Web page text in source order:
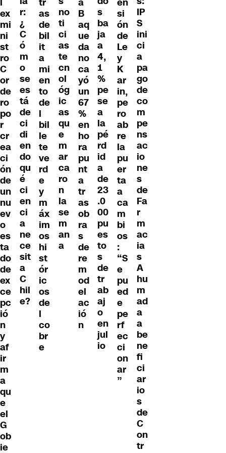
ex
mi
ni
st
ro
C
or
de
ro
po
r
cr
ea
ci
ón
de
un
nu
ev
o
es
ta
do
de
ex
ce
pc
ió
n
y
af
ir
m
a
qu
e
el
G
ob
ie
r:
¿
C
ó
m
o
se
es
tá
de
ci
di
en
do
qu
é
ci
en
ci
a
ne
ce
sit
a
C
hil
e?
as
de
bil
it
a
mi
en
to
de
l
bil
le
te
ve
rd
e
y
m
áx
im
os
hi
st
ór
ic
os
de
l
co
br
e
no
ti
ci
as
te
cn
ol
óg
ic
as
qu
e
m
ar
ca
ro
n
la
se
m
an
a
B
aq
ue
da
no
ca
yó
un
67
%
en
ho
ra
pu
nt
a
tr
as
ob
ra
s
de
re
m
od
el
ac
ió
n
s
ba
ja
a
4,
1
%
pe
se
a
la
pé
rd
id
a
de
23
.0
00
pu
es
to
s
de
tr
ab
aj
o
en
jul
io
si
ón
de
Le
y
K
ar
in,
pe
ro
ab
re
la
pu
er
ta
a
ca
m
bi
os
:
“S
e
pu
ed
e
pe
rf
ec
ci
on
ar
”
IP
S
ini
ci
a
pa
go
de
co
m
pe
ns
ac
io
ne
s
de
Fa
r
m
ac
ia
s
A
hu
m
ad
a
a
be
ne
fi
ci
ar
io
s
de
C
on
tr